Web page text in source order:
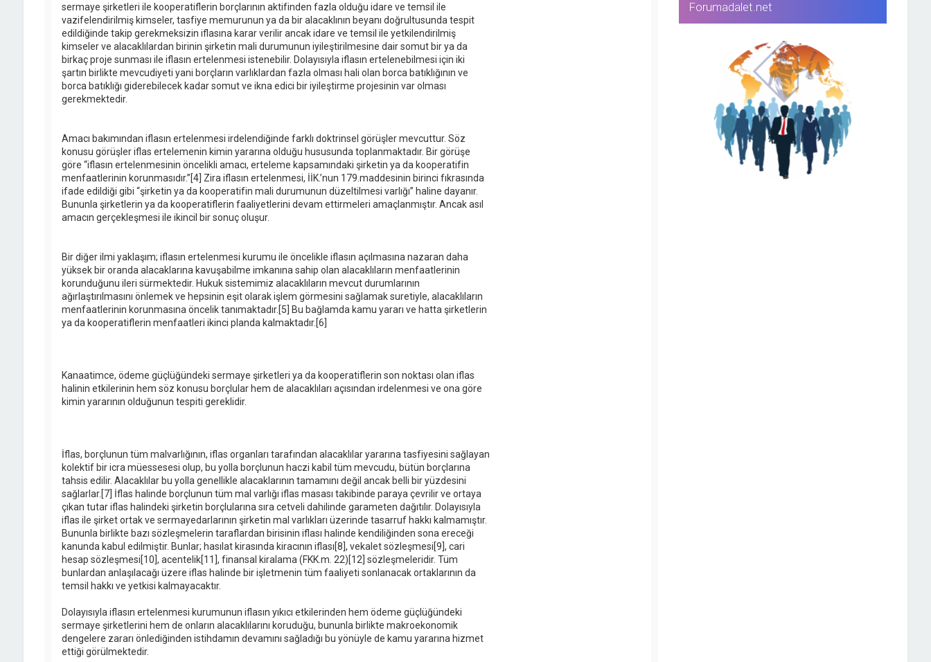
sermaye şirketleri ile kooperatiflerin borçlarının aktifinden fazla olduğu idare ve temsil ile
vazifelendirilmiş kimseler, tasfiye memurunun ya da bir alacaklının beyanı doğrultusunda tespit
edildiğinde takip gerekmeksizin iflasına karar verilir ancak idare ve temsil ile yetkilendirilmiş
kimseler ve alacaklılardan birinin şirketin mali durumunun iyileştirilmesine dair somut bir ya da
birkaç proje sunması ile iflasın ertelenmesi istenebilir. Dolayısıyla iflasın ertelenebilmesi için iki
şartın birlikte mevcudiyeti yani borçların varlıklardan fazla olması hali olan borca batıklığının ve
borca batıklığı giderebilecek kadar somut ve ikna edici bir iyileştirme projesinin var olması
gerekmektedir.
Amacı bakımından iflasın ertelenmesi irdelendiğinde farklı doktrinsel görüşler mevcuttur. Söz
konusu görüşler iflas ertelemenin kimin yararına olduğu hususunda toplanmaktadır. Bir görüşe
göre “iflasın ertelenmesinin öncelikli amacı, erteleme kapsamındaki şirketin ya da kooperatifin
menfaatlerinin korunmasıdır.”[4] Zira iflasın ertelenmesi, İİK.’nun 179.maddesinin birinci fıkrasında
ifade edildiği gibi “şirketin ya da kooperatifin mali durumunun düzeltilmesi varlığı” haline dayanır.
Bununla şirketlerin ya da kooperatiflerin faaliyetlerini devam ettirmeleri amaçlanmıştır. Ancak asıl
amacın gerçekleşmesi ile ikincil bir sonuç oluşur.
Bir diğer ilmi yaklaşım; iflasın ertelenmesi kurumu ile öncelikle iflasın açılmasına nazaran daha
yüksek bir oranda alacaklarına kavuşabilme imkanına sahip olan alacaklıların menfaatlerinin
korunduğunu ileri sürmektedir. Hukuk sistemimiz alacaklıların mevcut durumlarının
ağırlaştırılmasını önlemek ve hepsinin eşit olarak işlem görmesini sağlamak suretiyle, alacaklıların
menfaatlerinin korunmasına öncelik tanımaktadır.[5] Bu bağlamda kamu yararı ve hatta şirketlerin
ya da kooperatiflerin menfaatleri ikinci planda kalmaktadır.[6]
Kanaatimce, ödeme güçlüğündeki sermaye şirketleri ya da kooperatiflerin son noktası olan iflas
halinin etkilerinin hem söz konusu borçlular hem de alacaklıları açısından irdelenmesi ve ona göre
kimin yararının olduğunun tespiti gereklidir.
İflas, borçlunun tüm malvarlığının, iflas organları tarafından alacaklılar yararına tasfiyesini sağlayan
kolektif bir icra müessesesi olup, bu yolla borçlunun haczi kabil tüm mevcudu, bütün borçlarına
tahsis edilir. Alacaklılar bu yolla genellikle alacaklarının tamamını değil ancak belli bir yüzdesini
sağlarlar.[7] İflas halinde borçlunun tüm mal varlığı iflas masası takibinde paraya çevrilir ve ortaya
çıkan tutar iflas halindeki şirketin borçlularına sıra cetveli dahilinde garameten dağıtılır. Dolayısıyla
iflas ile şirket ortak ve sermayedarlarının şirketin mal varlıkları üzerinde tasarruf hakkı kalmamıştır.
Bununla birlikte bazı sözleşmelerin taraflardan birisinin iflası halinde kendiliğinden sona ereceği
kanunda kabul edilmiştir. Bunlar; hasılat kirasında kiracının iflası[8], vekalet sözleşmesi[9], cari
hesap sözleşmesi[10], acentelik[11], finansal kiralama (FKK.m. 22)[12] sözleşmeleridir. Tüm
bunlardan anlaşılacağı üzere iflas halinde bir işletmenin tüm faaliyeti sonlanacak ortaklarının da
temsil hakkı ve yetkisi kalmayacaktır.
Dolayısıyla iflasın ertelenmesi kurumunun iflasın yıkıcı etkilerinden hem ödeme güçlüğündeki
sermaye şirketlerini hem de onların alacaklılarını koruduğu, bununla birlikte makroekonomik
dengelere zararı önlediğinden istihdamın devamını sağladığı bu yönüyle de kamu yararına hizmet
ettiği görülmektedir.
Forumadalet.net